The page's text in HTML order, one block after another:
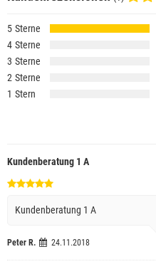
5
4
3
2
1
Kundenberatung 1 A
Kundenberatung 1 A
Peter R. 24.11.2018